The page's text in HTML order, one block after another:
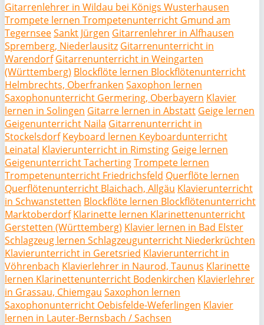
Gitarrenlehrer in Wildau bei Königs Wusterhausen
Trompete lernen Trompetenunterricht Gmund am
TegernseeSankt Jürgen Gitarrenlehrer in Alfhausen
Spremberg, Niederlausitz Gitarrenunterricht in
Warendorf Gitarrenunterricht in Weingarten
(Württemberg) Blockflöte lernen Blockflötenunterricht
Helmbrechts, Oberfranken Saxophon lernen
Saxophonunterricht Germering, Oberbayern Klavier
lernen in Solingen Gitarre lernen in Abstatt Geige lernen
Geigenunterricht Naila Gitarrenunterricht in
Stockelsdorf Keyboard lernen Keyboardunterricht
Leinatal Klavierunterricht in Rimsting Geige lernen
Geigenunterricht TachertingTrompete lernen
Trompetenunterricht Friedrichsfeld Querflöte lernen
Querflötenunterricht Blaichach, Allgäu Klavierunterricht
in Schwanstetten Blockflöte lernen Blockflötenunterricht
Marktoberdorf Klarinette lernen Klarinettenunterricht
Gerstetten (Württemberg) Klavier lernen in Bad Elster
Schlagzeug lernen Schlagzeugunterricht Niederkrüchten
Klavierunterricht in Geretsried Klavierunterricht in
Vöhrenbach Klavierlehrer in Naurod, Taunus Klarinette
lernen Klarinettenunterricht Bodenkirchen Klavierlehrer
in Grassau, Chiemgau Saxophon lernen
Saxophonunterricht Oebisfelde-Weferlingen Klavier
lernen in Lauter-Bernsbach / Sachsen